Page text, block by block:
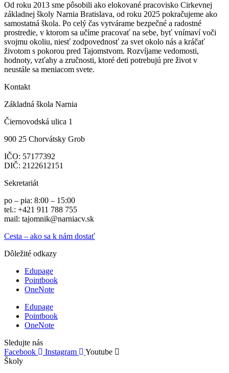
Od roku 2013 sme pôsobili ako elokované pracovisko Cirkevnej
základnej školy Narnia Bratislava, od roku 2025 pokračujeme ako
samostatná škola. Po celý čas vytvárame bezpečné a radostné
prostredie, v ktorom sa učíme pracovať na sebe, byť vnímaví voči
svojmu okoliu, niesť zodpovednosť za svet okolo nás a kráčať
životom s pokorou pred Tajomstvom. Rozvíjame vedomosti,
hodnoty, vzťahy a zručnosti, ktoré deti potrebujú pre život v
neustále sa meniacom svete.
Kontakt
Základná škola Narnia
Čiernovodská ulica 1
900 25 Chorvátsky Grob
IČO: 57177392
DIČ: 2122612151
Sekretariát
po – pia: 8:00 – 15:00
tel.: +421 911 788 755
mail: tajomnik@narniacv.sk
Cesta – ako sa k nám dostať
Dôležité odkazy
Edupage
Pointbook
OneNote
Edupage
Pointbook
OneNote
Sledujte nás
Facebook
Instagram
Youtube
Školy